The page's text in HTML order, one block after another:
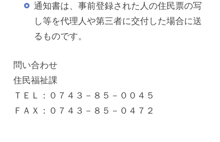
通知書は、事前登録された人の住民票の写
し等を代理人や第三者に交付した場合に送
るものです。
問い合わせ
住民福祉課
ＴＥＬ：０７４３－８５－００４５
ＦＡＸ：０７４３－８５－０４７２